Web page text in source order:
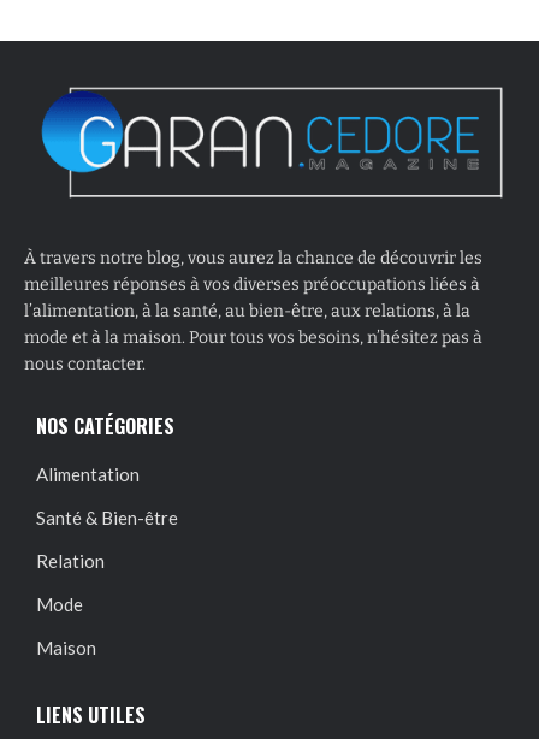
À travers notre blog, vous aurez la chance de découvrir les
meilleures réponses à vos diverses préoccupations liées à
l’alimentation, à la santé, au bien-être, aux relations, à la
mode et à la maison. Pour tous vos besoins, n’hésitez pas à
nous contacter.
NOS CATÉGORIES
Alimentation
Santé & Bien-être
Relation
Mode
Maison
LIENS UTILES